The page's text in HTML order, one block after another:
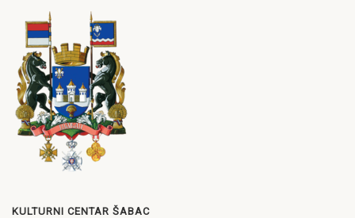
KULTURNI CENTAR ŠABAC